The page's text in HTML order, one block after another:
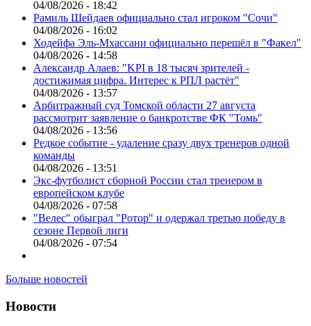
04/08/2026 - 18:42
Рамиль Шейдаев официально стал игроком "Сочи"
04/08/2026 - 16:02
Ходейфа Эль-Мхассани официально перешёл в "Факел"
04/08/2026 - 14:58
Александр Алаев: "KPI в 18 тысяч зрителей -
достижимая цифра. Интерес к РПЛ растёт"
04/08/2026 - 13:57
Арбитражный суд Томской области 27 августа
рассмотрит заявление о банкротстве ФК "Томь"
04/08/2026 - 13:56
Редкое событие - удаление сразу двух тренеров одной
команды
04/08/2026 - 13:51
Экс-футболист сборной России стал тренером в
европейском клубе
04/08/2026 - 07:58
"Велес" обыграл "Ротор" и одержал третью победу в
сезоне Первой лиги
04/08/2026 - 07:54
Больше новостей
Новости